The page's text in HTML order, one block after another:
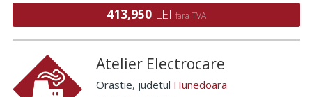
413,950 LEI fara TVA
Atelier Electrocare
Orastie, judetul Hunedoara